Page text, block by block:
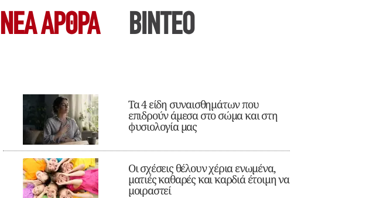
ΝΕΑ ΆΡΘΡΑ ΒΙΝΤΕΟ
Τα 4 είδη συναισθημάτων που
επιδρούν άμεσα στο σώμα και στη
φυσιολογία μας
Οι σχέσεις θέλουν χέρια ενωμένα,
ματιές καθαρές και καρδιά έτοιμη να
μοιραστεί